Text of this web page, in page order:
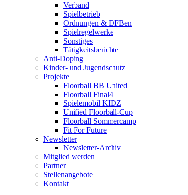
Verband
Spielbetrieb
Ordnungen & DFBen
Spielregelwerke
Sonstiges
Tätigkeitsberichte
Anti-Doping
Kinder- und Jugendschutz
Projekte
Floorball BB United
Floorball Final4
Spielemobil KIDZ
Unified Floorball-Cup
Floorball Sommercamp
Fit For Future
Newsletter
Newsletter-Archiv
Mitglied werden
Partner
Stellenangebote
Kontakt